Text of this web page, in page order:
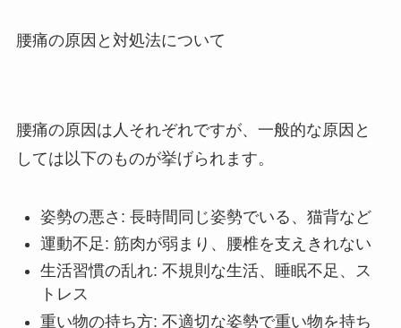
腰痛の原因と対処法について
腰痛の原因は人それぞれですが、一般的な原因と
しては以下のものが挙げられます。
姿勢の悪さ: 長時間同じ姿勢でいる、猫背など
運動不足: 筋肉が弱まり、腰椎を支えきれない
生活習慣の乱れ: 不規則な生活、睡眠不足、ス
トレス
重い物の持ち方: 不適切な姿勢で重い物を持ち